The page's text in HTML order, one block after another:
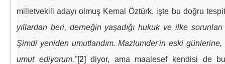
milletvekili adayı olmuş Kemal Öztürk, işte bu doğru
yıllardan beri, derneğin yaşadığı hukuk ve ilke
Şimdi yeniden umutlandım. Mazlumder'in eski
umut ediyorum."[2] diyor, ama maalesef kendisi de